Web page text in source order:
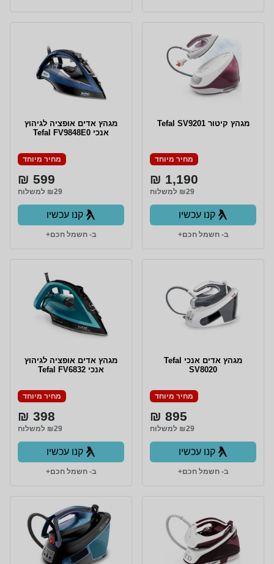
מגהץ קיטור Tefal SV9201
מחיר מיוחד
1,190 ₪
₪29 למשלוח
קנו עכשיו
ב- חשמל חכם+
מגהץ אדים אופציה לגיהוץ
אנכי Tefal FV9848E0
מחיר מיוחד
599 ₪
₪29 למשלוח
קנו עכשיו
ב- חשמל חכם+
מגהץ אדים אנכי Tefal
SV8020
מחיר מיוחד
895 ₪
₪29 למשלוח
קנו עכשיו
ב- חשמל חכם+
מגהץ אדים אופציה לגיהוץ
אנכי Tefal FV6832
מחיר מיוחד
398 ₪
₪29 למשלוח
קנו עכשיו
ב- חשמל חכם+